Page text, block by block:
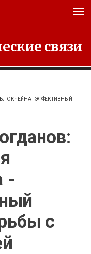
связи
- ЭФФЕКТИВНЫЙ
-
с